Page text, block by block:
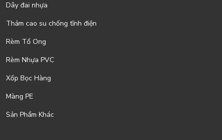
Dây đai nhựa
Thảm cao su chống tĩnh điện
Rèm Tổ Ong
Rèm Nhựa PVC
Xốp Bọc Hàng
Màng PE
Sản Phẩm Khác